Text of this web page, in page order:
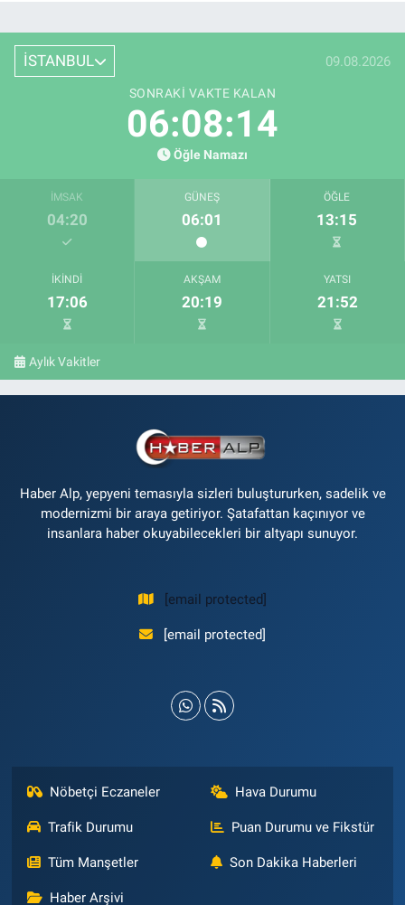
İSTANBUL 09.08.2026
SONRAKI VAKTE KALAN
06:08:14
Öğle Namazı
İMSAK
04:20
GÜNEŞ
06:01
ÖĞLE
13:15
İKINDI
17:06
AKŞAM
20:19
YATSI
21:52
Aylık Vakitler
Haber Alp, yepyeni temasıyla sizleri buluştururken, sadelik ve
modernizmi bir araya getiriyor. Şatafattan kaçınıyor ve
insanlara haber okuyabilecekleri bir altyapı sunuyor.
[email protected]
[email protected]
Nöbetçi Eczaneler Hava Durumu
Trafik Durumu Puan Durumu ve Fikstür
Tüm Manşetler Son Dakika Haberleri
Haber Arşivi